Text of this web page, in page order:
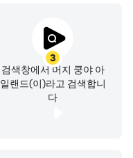
3
검색창에서 머지 쿵야 아
일랜드(이)라고 검색합니
다